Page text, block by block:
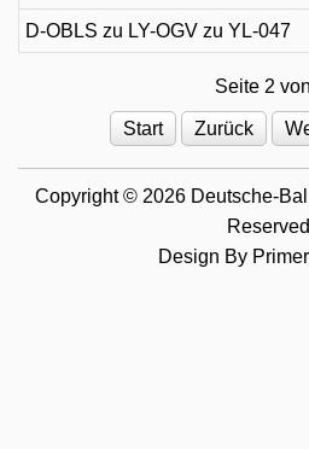
D-OBLS zu LY-OGV zu YL-047
Seite 2
Start Zurück
Copyright © 2026 Deutsche-
Design By